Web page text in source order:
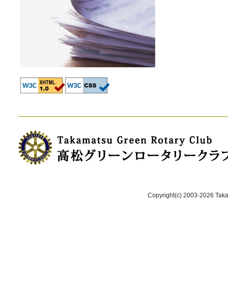
Copyright(c) 2003-2026